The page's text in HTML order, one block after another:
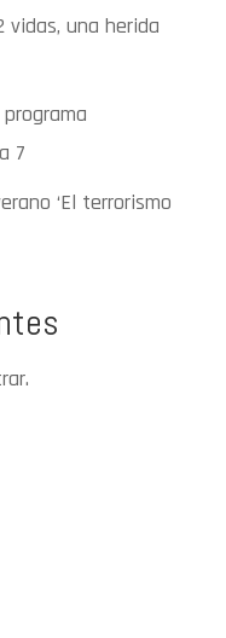
vidas, una herida
7
‘El terrorismo